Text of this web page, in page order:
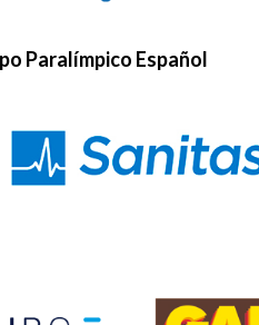
Paralímpico Español